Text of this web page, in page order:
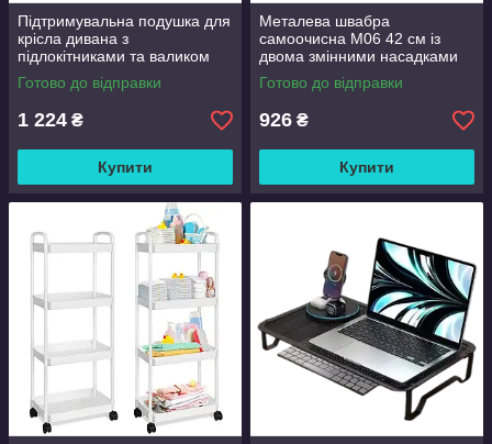
Підтримувальна подушка для
крісла дивана з
підлокітниками та валиком
Good Lucky
Готово до відправки
1 224 ₴
Купити
Металева швабра
самоочисна M06 42 см із
двома змінними насадками
Готово до відправки
926 ₴
Купити